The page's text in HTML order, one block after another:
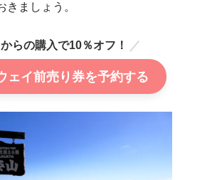
きましょう。
らの購入で10％オフ！
ェイ前売り券を予約する